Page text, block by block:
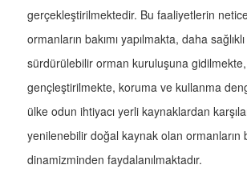
gerçekleştirilmektedir. Bu faaliyetlerin
ormanların bakımı yapılmakta, daha
sürdürülebilir orman kuruluşuna
gençleştirilmekte, koruma ve kullanma
ülke odun ihtiyacı yerli kaynaklardan
yenilenebilir doğal kaynak olan ormanların
dinamizminden faydalanılmaktadır.